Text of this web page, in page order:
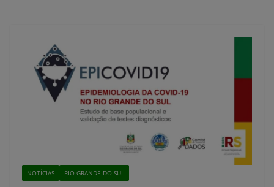
NOTÍCIAS RIO GRANDE DO SUL